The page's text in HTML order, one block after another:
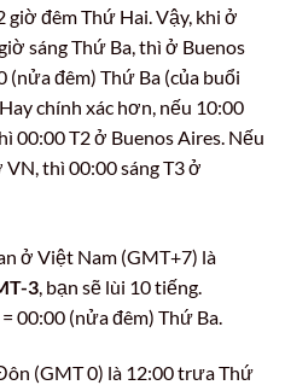
giờ đêm Thứ Hai. Vậy, khi ở
sáng Thứ Ba, thì ở Buenos
(nửa đêm) Thứ Ba (của buổi
chính xác hơn, nếu 10:00
00:00 T2 ở Buenos Aires. Nếu
VN, thì 00:00 sáng T3 ở
ở Việt Nam (GMT+7) là
3, bạn sẽ lùi 10 tiếng.
00:00 (nửa đêm) Thứ Ba.
(GMT 0) là 12:00 trưa Thứ